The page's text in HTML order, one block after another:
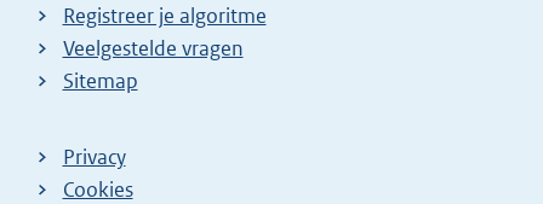
Registreer je algoritme
Veelgestelde vragen
Sitemap
Privacy
Cookies